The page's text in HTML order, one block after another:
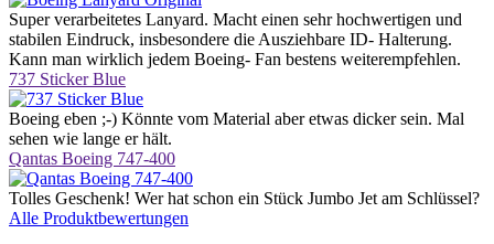
Super verarbeitetes Lanyard. Macht einen sehr hochwertigen und
stabilen Eindruck, insbesondere die Ausziehbare ID- Halterung.
Kann man wirklich jedem Boeing- Fan bestens weiterempfehlen.
737 Sticker Blue
Boeing eben ;-) Könnte vom Material aber etwas dicker sein. Mal
sehen wie lange er hält.
Qantas Boeing 747-400
Tolles Geschenk! Wer hat schon ein Stück Jumbo Jet am Schlüssel?
Alle Produktbewertungen